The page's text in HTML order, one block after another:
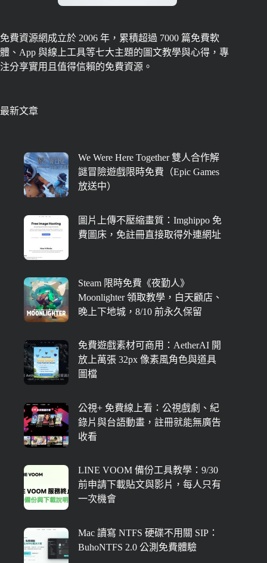
免費資源網成立於 2006 年，累積超過 7000 篇免費軟
體、App 與線上工具等七大主題的圖文教學與心得，專
注分享實用且值得信賴的免費資源。
最新文章
We Were Here Together 雙人合作解
謎冒險遊戲限時免費（Epic Games
放送中）
圖片上傳不壓縮畫質：Imghippo 免
費圖床，免註冊直接取得外連網址
Steam 限時免費《夜勤人》
Moonlighter 領取教學，白天顧店、
晚上下地城，8/10 前永久保留
免費遊戲素材可商用：AetherAI 開
放上萬張 32px 像素風角色與道具
圖檔
公視+ 免費線上看：公視戲劇、紀
錄片與台語動畫，註冊就能無廣告
收看
LINE VOOM 備份工具教學：9/30
前申請下載貼文與影片，每人只有
一次機會
Mac 讀寫 NTFS 硬碟不用關 SIP：
BuhoNTFS 2.0 公測免費體驗